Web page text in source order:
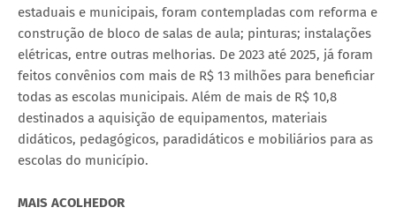
estaduais e municipais, foram contempladas com reforma e
construção de bloco de salas de aula; pinturas; instalações
elétricas, entre outras melhorias. De 2023 até 2025, já foram
feitos convênios com mais de R$ 13 milhões para beneficiar
todas as escolas municipais. Além de mais de R$ 10,8
destinados a aquisição de equipamentos, materiais
didáticos, pedagógicos, paradidáticos e mobiliários para as
escolas do município.
MAIS ACOLHEDOR